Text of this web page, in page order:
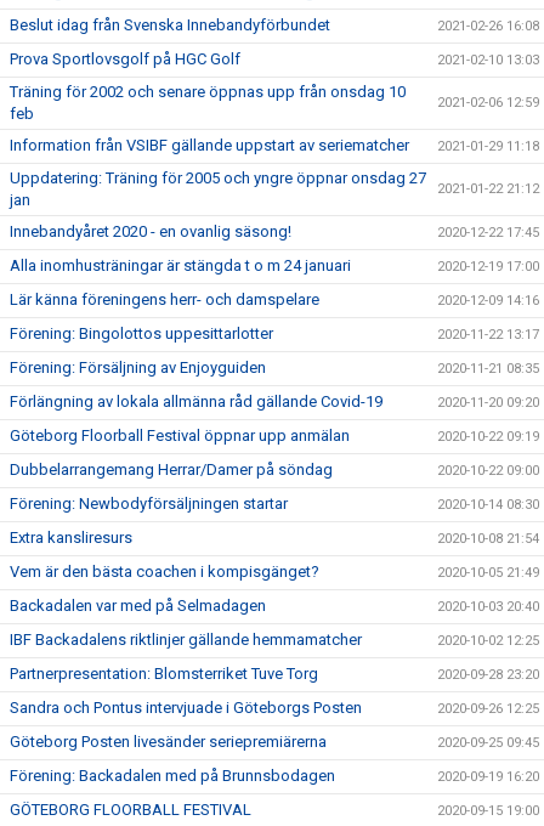
Beslut idag från Svenska Innebandyförbundet 2021-02-26 16:08
Prova Sportlovsgolf på HGC Golf 2021-02-10 13:03
Träning för 2002 och senare öppnas upp från onsdag 10
feb
2021-02-06 12:59
Information från VSIBF gällande uppstart av seriematcher 2021-01-29 11:18
Uppdatering: Träning för 2005 och yngre öppnar onsdag 27
jan
2021-01-22 21:12
Innebandyåret 2020 - en ovanlig säsong! 2020-12-22 17:45
Alla inomhusträningar är stängda t o m 24 januari 2020-12-19 17:00
Lär känna föreningens herr- och damspelare 2020-12-09 14:16
Förening: Bingolottos uppesittarlotter 2020-11-22 13:17
Förening: Försäljning av Enjoyguiden 2020-11-21 08:35
Förlängning av lokala allmänna råd gällande Covid-19 2020-11-20 09:20
Göteborg Floorball Festival öppnar upp anmälan 2020-10-22 09:19
Dubbelarrangemang Herrar/Damer på söndag 2020-10-22 09:00
Förening: Newbodyförsäljningen startar 2020-10-14 08:30
Extra kansliresurs 2020-10-08 21:54
Vem är den bästa coachen i kompisgänget? 2020-10-05 21:49
Backadalen var med på Selmadagen 2020-10-03 20:40
IBF Backadalens riktlinjer gällande hemmamatcher 2020-10-02 12:25
Partnerpresentation: Blomsterriket Tuve Torg 2020-09-28 23:20
Sandra och Pontus intervjuade i Göteborgs Posten 2020-09-26 12:25
Göteborg Posten livesänder seriepremiärerna 2020-09-25 09:45
Förening: Backadalen med på Brunnsbodagen 2020-09-19 16:20
GÖTEBORG FLOORBALL FESTIVAL 2020-09-15 19:00